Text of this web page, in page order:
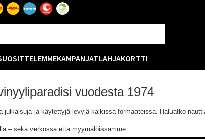
KAMPANJATLAHJAKORTTI
vuodesta 1974
ja käytettyjä levyjä kaikissa formaateissa. Haluatko
– sekä verkossa että myymälöissämme.